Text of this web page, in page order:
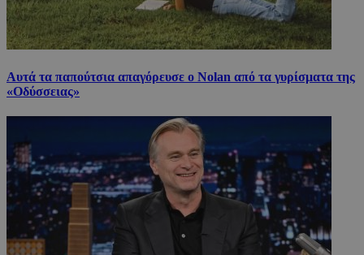
Αυτά τα παπούτσια απαγόρευσε ο Nolan από τα γυρίσματα της
«Οδύσσειας»